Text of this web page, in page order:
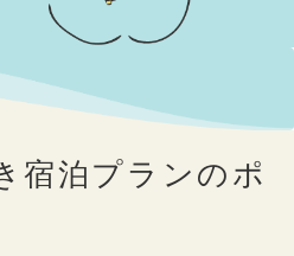
宿泊プランのポ